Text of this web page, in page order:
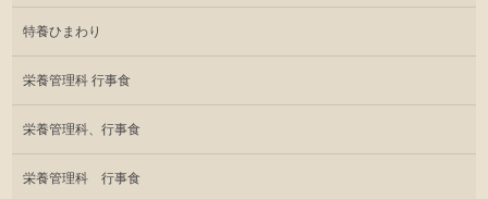
特養ひまわり
栄養管理科 行事食
栄養管理科、行事食
栄養管理科 行事食